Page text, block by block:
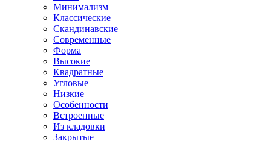
Минимализм
Классические
Скандинавские
Современные
Форма
Высокие
Квадратные
Угловые
Низкие
Особенности
Встроенные
Из кладовки
Закрытые